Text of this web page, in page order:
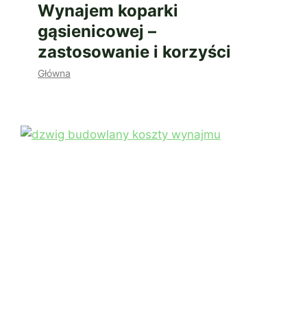
Wynajem koparki
gąsienicowej –
zastosowanie i korzyści
Główna